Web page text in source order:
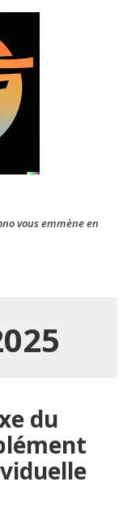
vous emmène en
du